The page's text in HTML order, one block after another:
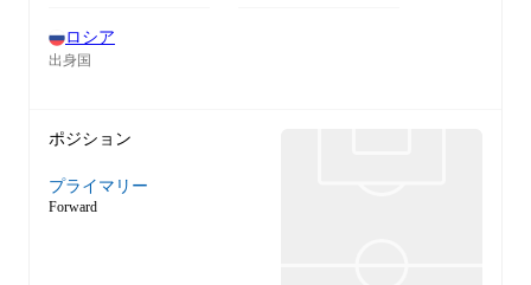
ロシア
出身国
ポジション
プライマリー
Forward